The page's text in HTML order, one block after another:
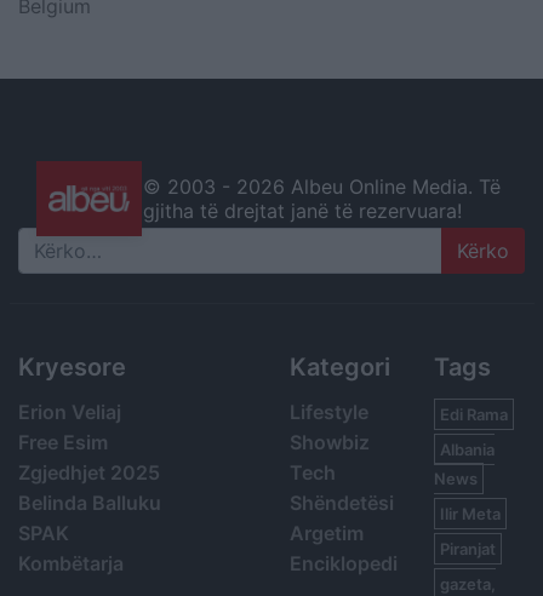
Belgium
© 2003 - 2026 Albeu Online Media. Të
gjitha të drejtat janë të rezervuara!
Search
Kryesore
Erion Veliaj
Free Esim
Zgjedhjet 2025
Belinda Balluku
SPAK
Kombëtarja
Kategori
Lifestyle
Showbiz
Tech
Shëndetësi
Argetim
Enciklopedi
Tags
Edi Rama
Albania
News
Ilir Meta
Piranjat
gazeta,